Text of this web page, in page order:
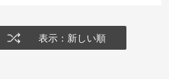
表示：新しい順